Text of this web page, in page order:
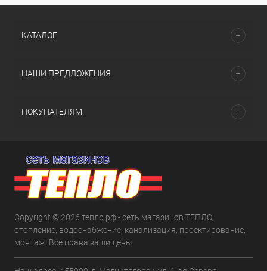
КАТАЛОГ
НАШИ ПРЕДЛОЖЕНИЯ
ПОКУПАТЕЛЯМ
Copyright © 2026 тепло.рф - сеть магазинов ТЕПЛО,
отопление, водоснабжение, канализация, проектирование,
монтаж. Все права защищены.